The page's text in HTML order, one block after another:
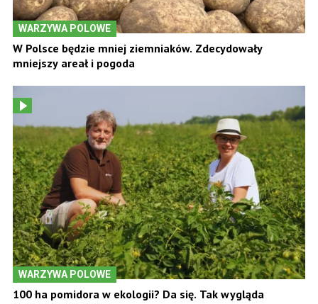
WARZYWA POLOWE
W Polsce będzie mniej ziemniaków. Zdecydowały
mniejszy areał i pogoda
WARZYWA POLOWE
100 ha pomidora w ekologii? Da się. Tak wygląda